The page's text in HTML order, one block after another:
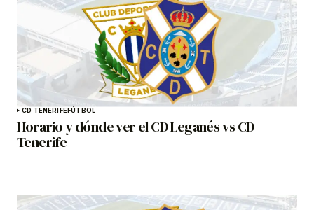
CD TENERIFEFÚTBOL
Horario y dónde ver el CD Leganés vs CD
Tenerife